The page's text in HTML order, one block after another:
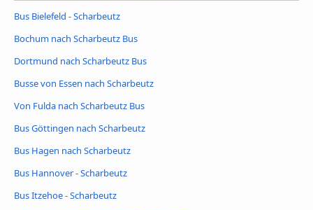
Bus Bielefeld - Scharbeutz
Bochum nach Scharbeutz Bus
Dortmund nach Scharbeutz Bus
Busse von Essen nach Scharbeutz
Von Fulda nach Scharbeutz Bus
Bus Göttingen nach Scharbeutz
Bus Hagen nach Scharbeutz
Bus Hannover - Scharbeutz
Bus Itzehoe - Scharbeutz